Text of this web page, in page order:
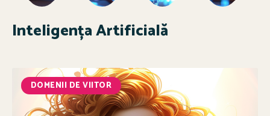
Inteligența Artificială
DOMENII DE VIITOR